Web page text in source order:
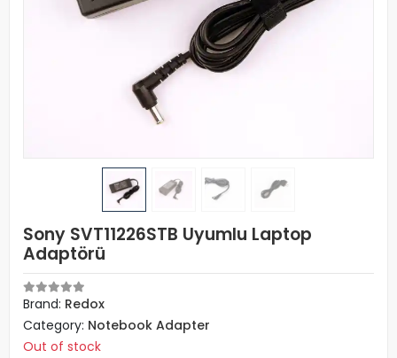
Sony SVT11226STB Uyumlu Laptop
Adaptörü
Brand: Redox
Category: Notebook Adapter
Out of stock